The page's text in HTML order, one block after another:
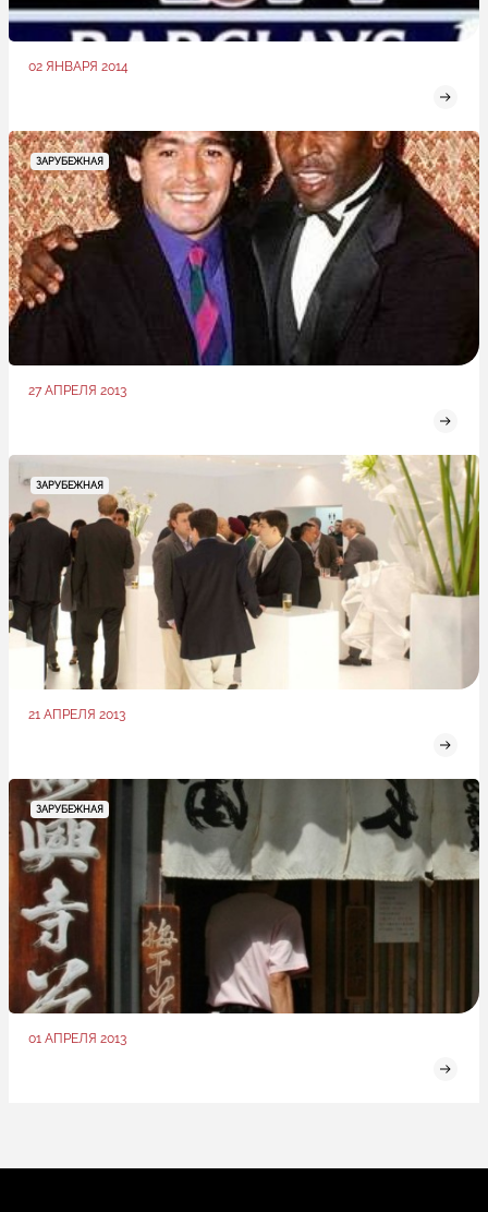
02 ЯНВАРЯ 2014
ЗАРУБЕЖНАЯ
27 АПРЕЛЯ 2013
ЗАРУБЕЖНАЯ
21 АПРЕЛЯ 2013
ЗАРУБЕЖНАЯ
01 АПРЕЛЯ 2013